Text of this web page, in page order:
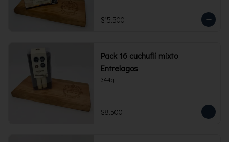
$15.500
Pack 16 cuchuflí mixto
Entrelagos
344g
$8.500